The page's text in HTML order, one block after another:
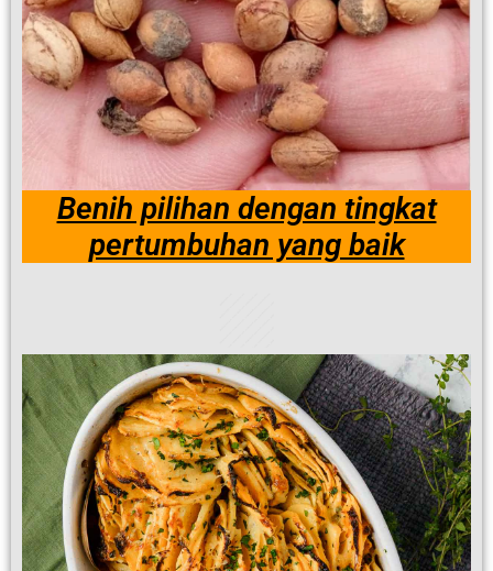
Benih pilihan dengan tingkat
pertumbuhan yang baik